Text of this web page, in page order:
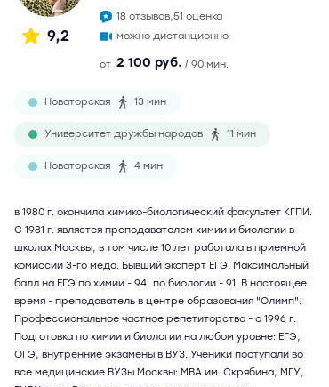
9,2
18 отзывов,51 оценка
можно дистанционно
от 2 100 руб. / 90 мин.
Новаторская 13 мин
Университет дружбы народов 11 мин
Новаторская 4 мин
в 1980 г. окончила химико-биологический факультет КГПИ.
С 1981 г. является преподавателем химии и биологии в
школах Москвы, в том числе 10 лет работала в приемной
комиссии 3-го меда. Бывший эксперт ЕГЭ. Максимальный
балл на ЕГЭ по химии - 94, по биологии - 91. В настоящее
время - преподаватель в центре образования "Олимп".
Профессиональное частное репетиторство - c 1996 г.
Подготовка по химии и биологии на любом уровне: ЕГЭ,
ОГЭ, внутренние экзамены в ВУЗ. Ученики поступали во
все медицинские ВУЗы Москвы: МВА им. Скрябина, МГУ,